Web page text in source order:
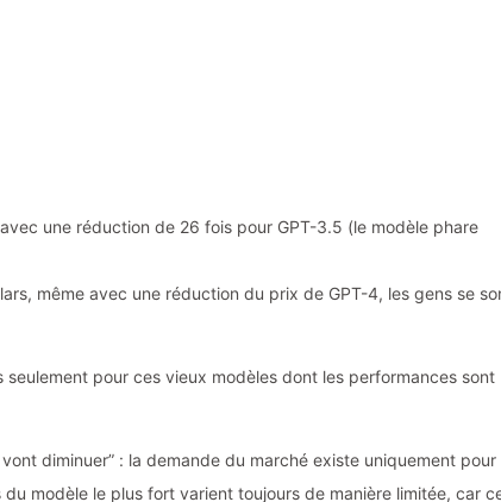
une réduction de 26 fois pour GPT-3.5 (le modèle phare
même avec une réduction du prix de GPT-4, les gens se
pour ces vieux modèles dont les performances sont
diminuer” : la demande du marché existe uniquement pour
modèle le plus fort varient toujours de manière limitée, car